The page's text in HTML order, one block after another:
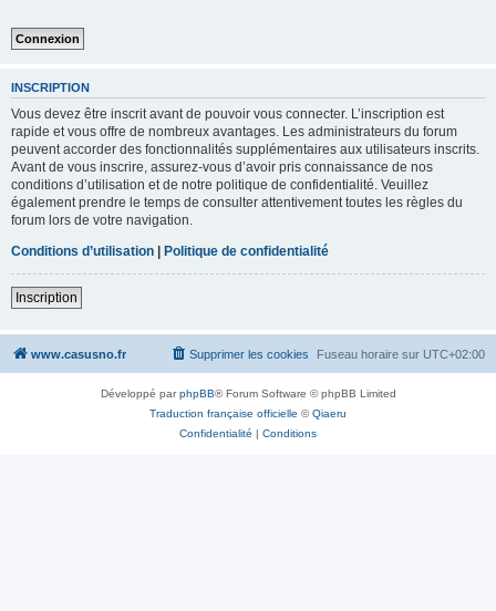
INSCRIPTION
Vous devez être inscrit avant de pouvoir vous connecter. L’inscription est
rapide et vous offre de nombreux avantages. Les administrateurs du forum
peuvent accorder des fonctionnalités supplémentaires aux utilisateurs inscrits.
Avant de vous inscrire, assurez-vous d’avoir pris connaissance de nos
conditions d’utilisation et de notre politique de confidentialité. Veuillez
également prendre le temps de consulter attentivement toutes les règles du
forum lors de votre navigation.
Conditions d’utilisation | Politique de confidentialité
Inscription
www.casusno.fr Fuseau horaire sur UTC+02:00
Supprimer les cookies
Développé parphpBB® Forum Software © phpBB Limited
Traduction française officielle ©Qiaeru
Confidentialité | Conditions